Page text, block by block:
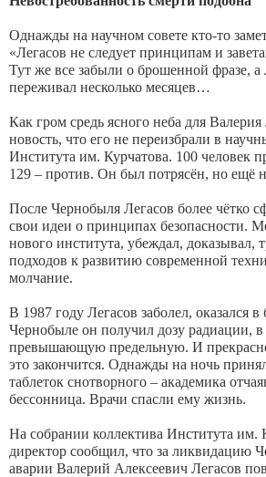
Однажды на научном совете кто-то
«Легасов не следует принципам и
Тут же все забыли о брошенной фразе, а
переживал несколько месяцев…
Как гром средь ясного неба для Валерия
новость, что его не переизбрали в
Института им. Курчатова. 100 человек
129 – против. Он был потрясён, но ещё
После Чернобыля Легасов более чётко
свои идеи о принципах безопасности.
нового института, убеждал, доказывал,
подходов к развитию современной
молчание.
В 1987 году Легасов заболел, оказался
Чернобыле он получил дозу радиации, в
превышающую предельную. И
это закончится. Однажды на ночь
таблеток снотворного – академика
бессонница. Врачи спасли ему жизнь.
На собрании коллектива Института им.
директор сообщил, что за ликвидацию
аварии Валерий Алексеевич Легасов